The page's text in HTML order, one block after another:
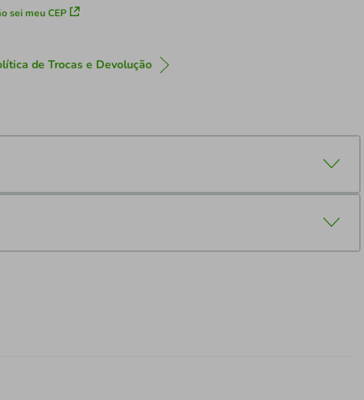
sei meu CEP
de Trocas e Devolução